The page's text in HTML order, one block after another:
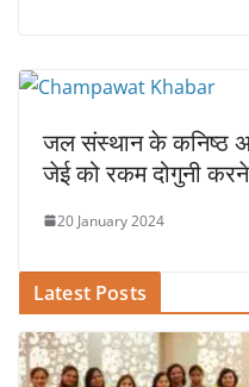
जल संस्थान के कनिष्ठ
जेई को रकम दोगुनी
20 January 2024
Latest Posts